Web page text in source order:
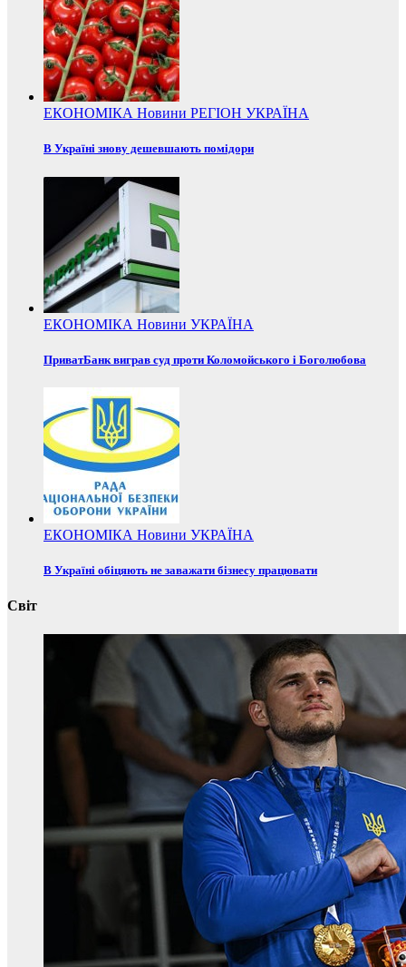
ЕКОНОМІКА Новини РЕГІОН УКРАЇНА
В Україні знову дешевшають помідори
ЕКОНОМІКА Новини УКРАЇНА
ПриватБанк виграв суд проти Коломойського і Боголюбова
ЕКОНОМІКА Новини УКРАЇНА
В Україні обіцяють не заважати бізнесу працювати
Світ